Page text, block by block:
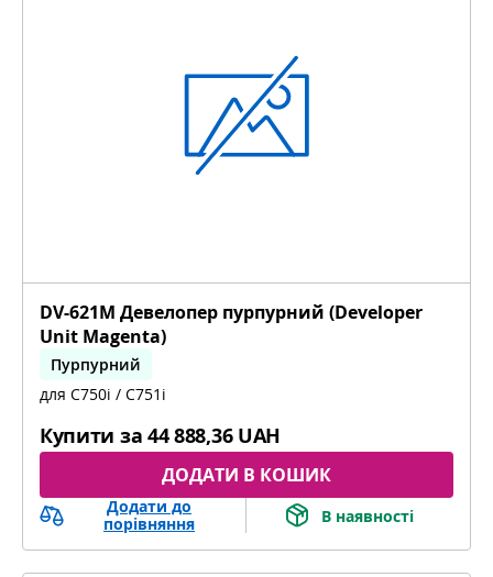
DV-621M Девелопер пурпурний (Developer
Unit Magenta)
Пурпурний
bizhub C451i, bizhub C551i, bizhub C651i
для C750i / C751i
Купити за 44 888,36 UAH
ДОДАТИ В КОШИК
Додати до
порівняння
В наявності